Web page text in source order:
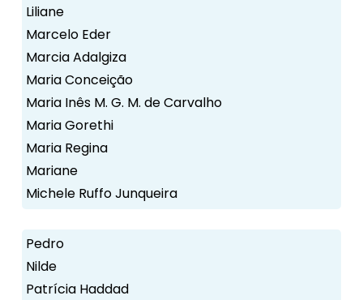
Liliane
Marcelo Eder
Marcia Adalgiza
Maria Conceição
Maria Inês M. G. M. de Carvalho
Maria Gorethi
Maria Regina
Mariane
Michele Ruffo Junqueira
Pedro
Nilde
Patrícia Haddad